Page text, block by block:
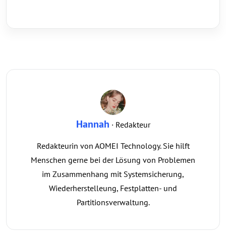
Hannah · Redakteur
Redakteurin von AOMEI Technology. Sie hilft
Menschen gerne bei der Lösung von Problemen
im Zusammenhang mit Systemsicherung,
Wiederherstelleung, Festplatten- und
Partitionsverwaltung.